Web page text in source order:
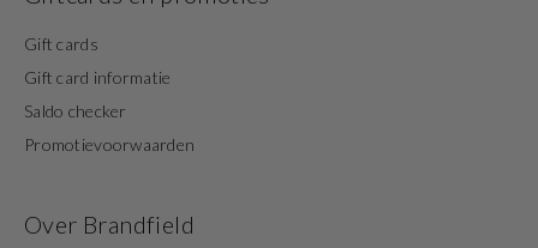
Gift cards
Gift card informatie
Saldo checker
Promotievoorwaarden
Over Brandfield